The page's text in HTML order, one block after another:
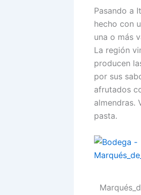
Pasando a
hecho con
una o más
La región
producen
por sus
afrutados
almendras.
pasta.